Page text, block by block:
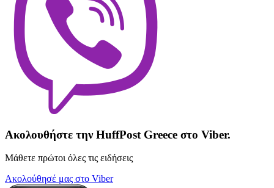
Ακολουθήστε την HuffPost Greece στο Viber.
Μάθετε πρώτοι όλες τις ειδήσεις
Ακολούθησέ μας στο Viber